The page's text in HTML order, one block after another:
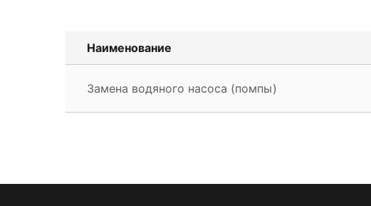
Наименование
Замена водяного насоса (помпы)